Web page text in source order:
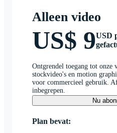
Alleen video
US$ 9USD
Ontgrendel toegang tot onze
stockvideo's en motion
voor commercieel gebruik.
inbegrepen.
Nu
Plan bevat: